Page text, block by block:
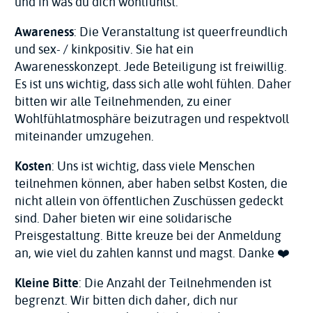
Awareness: Die Veranstaltung ist queerfreundlich
und sex- / kinkpositiv. Sie hat ein
Awarenesskonzept. Jede Beteiligung ist freiwillig.
Es ist uns wichtig, dass sich alle wohl fühlen. Daher
bitten wir alle Teilnehmenden, zu einer
Wohlfühlatmosphäre beizutragen und respektvoll
miteinander umzugehen.
Kosten: Uns ist wichtig, dass viele Menschen
teilnehmen können, aber haben selbst Kosten, die
nicht allein von öffentlichen Zuschüssen gedeckt
sind. Daher bieten wir eine solidarische
Preisgestaltung. Bitte kreuze bei der Anmeldung
an, wie viel du zahlen kannst und magst. Danke ❤️
Kleine Bitte: Die Anzahl der Teilnehmenden ist
begrenzt. Wir bitten dich daher, dich nur